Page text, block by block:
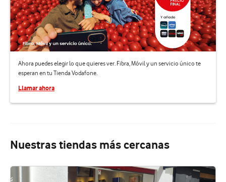
Ahora puedes elegir lo que quieres ver. Fibra, Móvil y un servicio único te
esperan en tu Tienda Vodafone.
Llamar ahora
Nuestras tiendas más cercanas